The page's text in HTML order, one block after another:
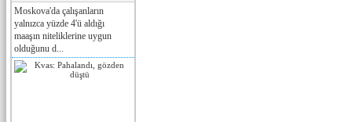
Moskova'da çalışanların
yalnızca yüzde 4'ü aldığı
maaşın niteliklerine uygun
olduğunu d...